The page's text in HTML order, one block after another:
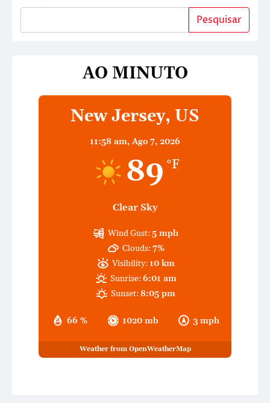
Pesquisar
AO MINUTO
New Jersey, US
11:58 am, Ago 7, 2026
89 °F
Clear Sky
66 % 1020 mb 3 mph
Wind Gust:5 mph
Clouds:7%
Visibility: 10 km
Sunrise:6:01 am
Sunset:8:05 pm
Weather from OpenWeatherMap